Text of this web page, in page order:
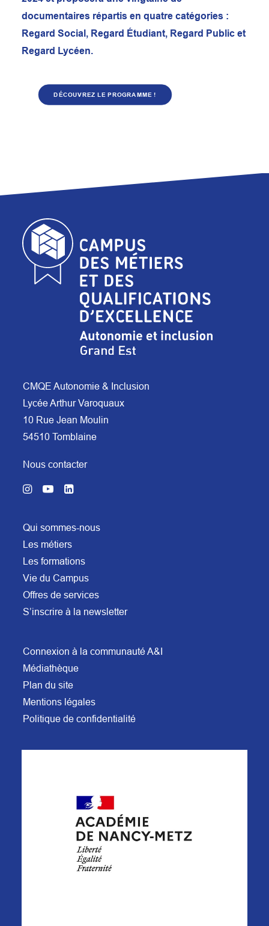
documentaires répartis en quatre catégories :
Regard Social, Regard Étudiant, Regard Public et
Regard Lycéen.
DÉCOUVREZ LE PROGRAMME !
CMQE Autonomie & Inclusion
Lycée Arthur Varoquaux
10 Rue Jean Moulin
54510 Tomblaine
Nous contacter
Qui sommes-nous
Les métiers
Les formations
Vie du Campus
Offres de services
S’inscrire à la newsletter
Connexion à la communauté A&I
Médiathèque
Plan du site
Mentions légales
Politique de confidentialité